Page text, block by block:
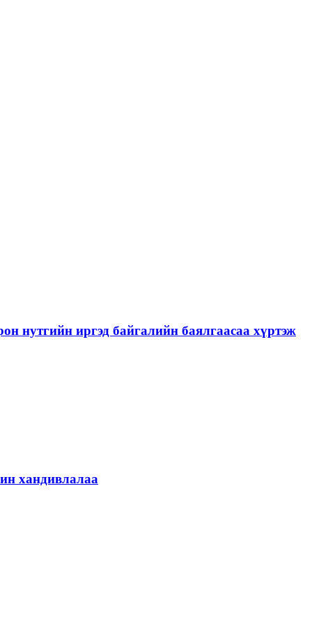
нутгийн иргэд байгалийн баялгаасаа хүртэж
хандивлалаа